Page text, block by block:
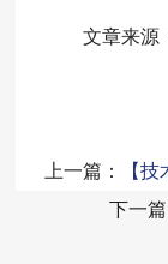
文章来源：
上一篇：
【
下一篇